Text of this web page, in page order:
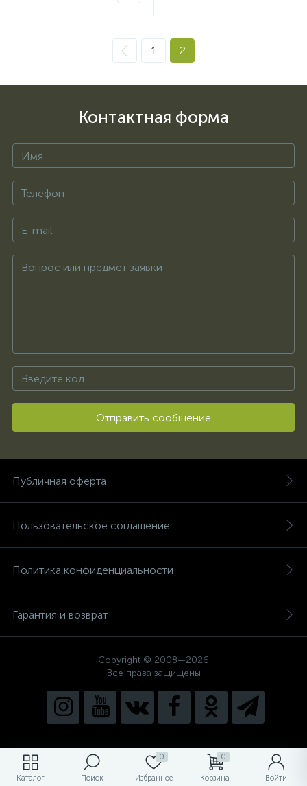
Каталог Поиск
0
Избранное
0
Корзина Войти
1 2
Контактная форма
Отправить сообщение
Публичная оферта
Пользовательское соглашение
Политика конфиденциальности
Гарантия и возврат
Copyright © 2008—2026
Все права защищены